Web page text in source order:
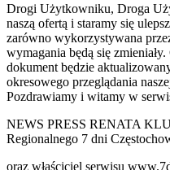
Drogi Użytkowniku, Droga
naszą ofertą i staramy się
zarówno wykorzystywana
wymagania będą się
dokument będzie
okresowego przeglądania
Pozdrawiamy i witamy w
NEWS PRESS RENATA
Regionalnego 7 dni
oraz właściciel serwisu